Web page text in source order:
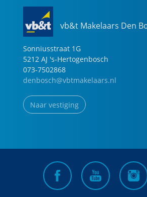
vb&t Makelaars Den
Sonniusstraat 1G
5212 AJ 's-Hertogenbosch
073-7502868
denbosch@vbtmakelaars.nl
Naar vestiging